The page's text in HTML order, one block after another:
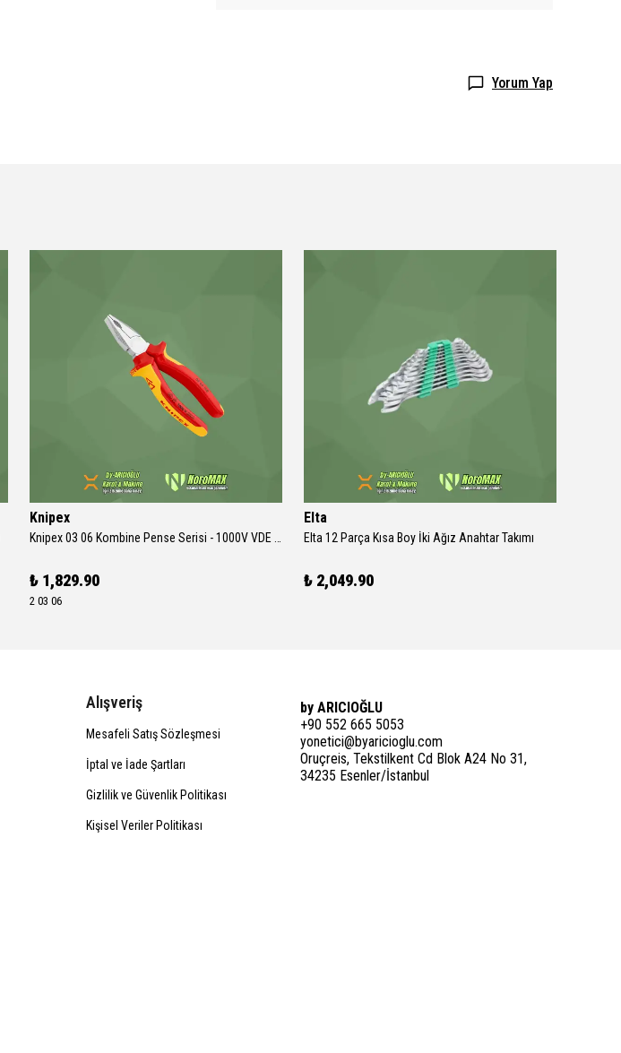
Yorum Yap
Knipex
₺ 1,829.90
2 03 06
Elta
Elta 12 Parça Kısa Boy İki Ağız Anahtar Takımı
₺ 2,049.90
Alışveriş
Mesafeli Satış Sözleşmesi
İptal ve İade Şartları
Gizlilik ve Güvenlik Politikası
Kişisel Veriler Politikası
by ARICIOĞLU
+90 552 665 5053
yonetici@byaricioglu.com
Oruçreis, Tekstilkent Cd Blok A24 No 31,
34235 Esenler/İstanbul